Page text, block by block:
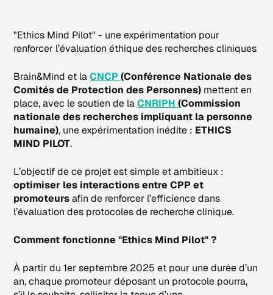
"Ethics Mind Pilot" - une expérimentation pour
renforcer l’évaluation éthique des recherches cliniques
Brain&Mind et laCNCP(Conférence Nationale des
Comités de Protection des Personnes) mettent en
place, avec le soutien de laCNRIPH(Commission
nationale des recherches impliquant la personne
humaine), une expérimentation inédite : ETHICS
MIND PILOT.
L’objectif de ce projet est simple et ambitieux :
optimiser les interactions entre CPP et
promoteursafin de renforcer l’efficience dans
l’évaluation des protocoles de recherche clinique.
Comment fonctionne "Ethics Mind Pilot" ?
À partir du 1er septembre 2025 et pour une durée d’un
an, chaque promoteur déposant un protocole pourra,